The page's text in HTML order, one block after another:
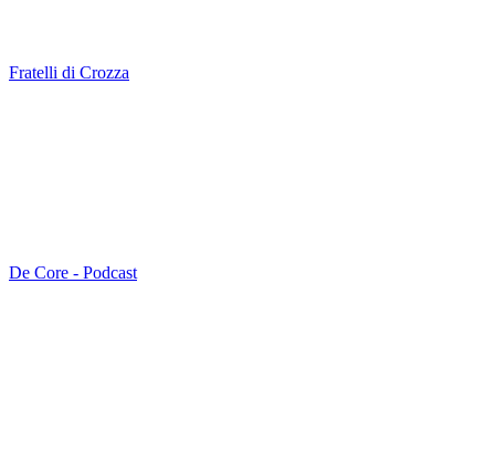
Fratelli di Crozza
De Core - Podcast